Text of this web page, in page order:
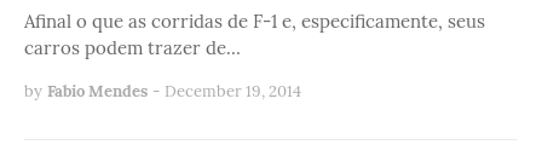
Afinal o que as corridas de F-1 e, especificamente, seus
carros podem trazer de…
by Fabio Mendes - December 19, 2014